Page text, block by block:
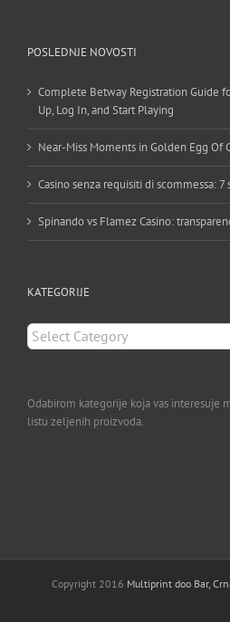
POSLEDNJE NOVOSTI
Complete Betway Registration Guide
Up, Log In, and Start Playing
Near-Miss Moments in Golden Egg Of
Casino senza requisiti di scommessa: 7
Spinando vs Flamez Casino:
KATEGORIJE
KATEGORIJE
Odabirom kategorije koja vas interesuje
listu zeljenih proizvoda.
Copyright 2016 Multiprint doo Bar,